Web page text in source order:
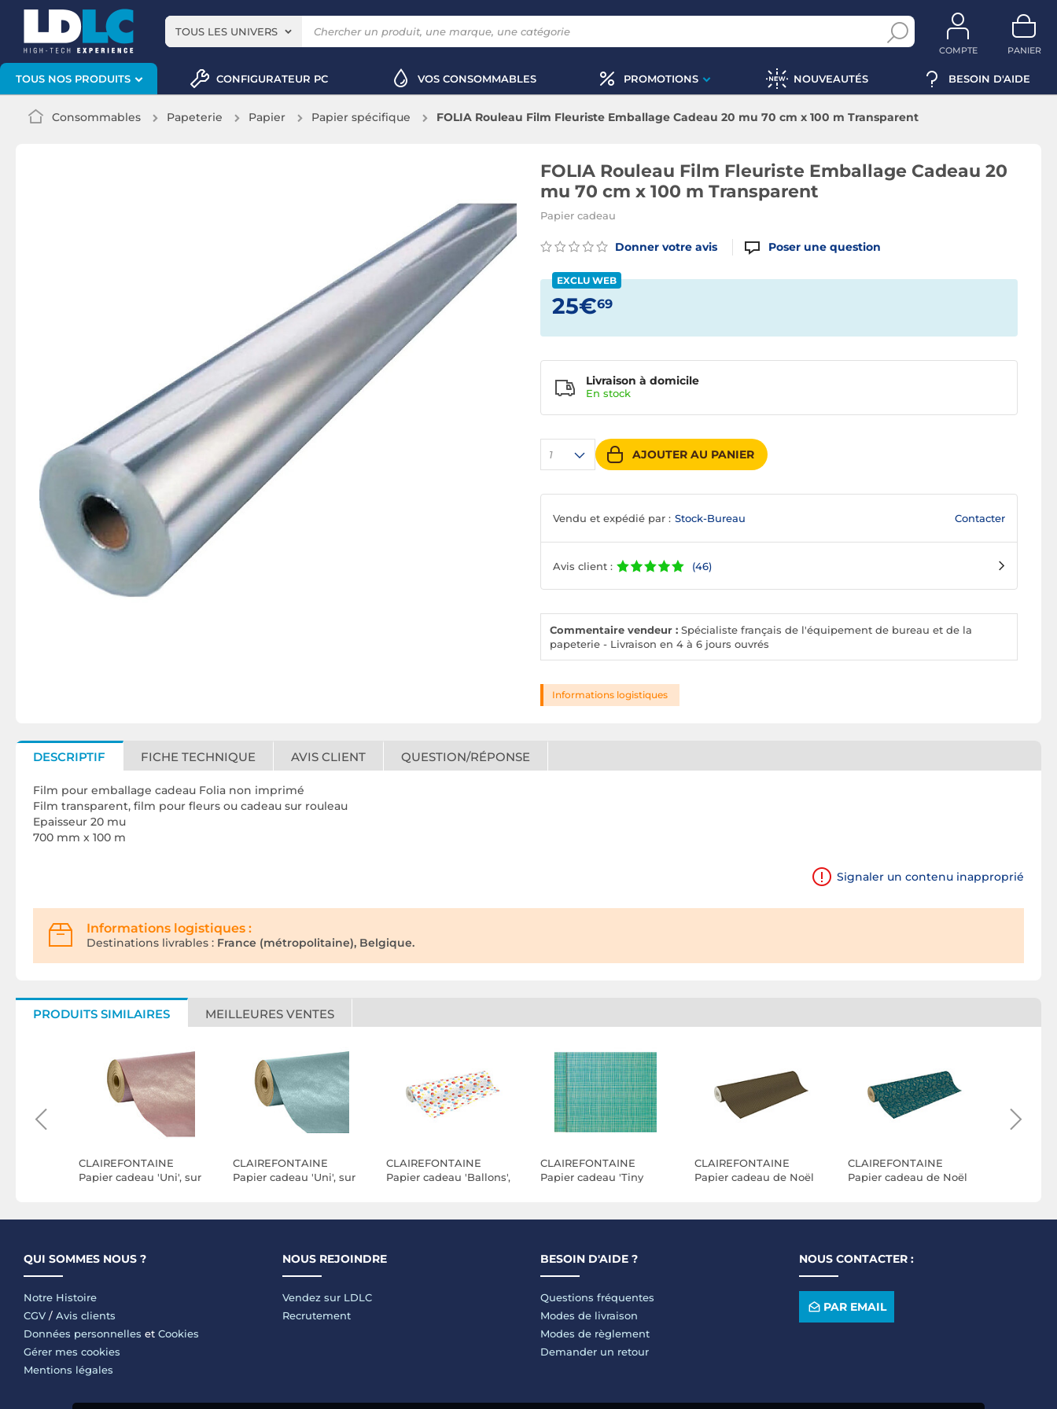
TOUS LES UNIVERS
COMPTE PANIER
TOUS NOS PRODUITS CONFIGURATEUR PC VOS CONSOMMABLES PROMOTIONS NOUVEAUTÉS BESOIN D'AIDE
Consommables Papeterie Papier Papier spécifique FOLIA Rouleau Film Fleuriste Emballage Cadeau 20 mu 70 cm x 100 m Transparent
FOLIA Rouleau Film Fleuriste Emballage Cadeau 20
mu 70 cm x 100 m Transparent
Papier cadeau
Donner votre avis Poser une question
EXCLU WEB
25€69
1 AJOUTER AU PANIER
Livraison à domicile
En stock
Vendu et expédié par : Stock-Bureau Contacter
Avis client : (46)
Commentaire vendeur : Spécialiste français de l'équipement de bureau et de la
papeterie - Livraison en 4 à 6 jours ouvrés
Informations logistiques
DESCRIPTIF FICHE TECHNIQUE AVIS CLIENT QUESTION/RÉPONSE
Film pour emballage cadeau Folia non imprimé
Film transparent, film pour fleurs ou cadeau sur rouleau
Epaisseur 20 mu
700 mm x 100 m
Signaler un contenu inapproprié
Informations logistiques :
Destinations livrables : France (métropolitaine), Belgique.
PRODUITS SIMILAIRES MEILLEURES VENTES
CLAIREFONTAINE
Papier cadeau 'Uni', sur
CLAIREFONTAINE
Papier cadeau 'Uni', sur
CLAIREFONTAINE
Papier cadeau 'Ballons',
CLAIREFONTAINE
Papier cadeau 'Tiny
CLAIREFONTAINE
Papier cadeau de Noël
CLAIREFONTAINE
Papier cadeau de Noël
QUI SOMMES NOUS ?
Notre Histoire
CGV / Avis clients
Données personnelles et Cookies
Gérer mes cookies
Mentions légales
NOUS REJOINDRE
Vendez sur LDLC
Recrutement
BESOIN D'AIDE ?
Questions fréquentes
Modes de livraison
Modes de règlement
Demander un retour
NOUS CONTACTER :
PAR EMAIL